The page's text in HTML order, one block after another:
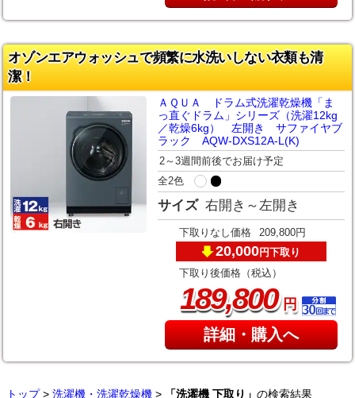
オゾンエアウォッシュで頻繁に水洗いしない衣類も清
潔！
ＡＱＵＡ ドラム式洗濯乾燥機「ま
っ直ぐドラム」シリーズ（洗濯12kg
／乾燥6kg） 左開き サファイヤブ
ラック AQW-DXS12A-L(K)
2～3週間前後でお届け予定
全2色
サイズ 右開き～左開き
下取りなし価格 209,800円
20,000円下取り
下取り後価格（税込）
189,800円
詳細・購入へ
トップ> 洗濯機・洗濯乾燥機 > 「洗濯機 下取り」 の検索結果